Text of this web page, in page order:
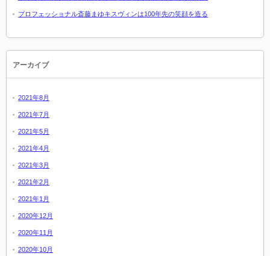
プロフェッショナル斎藤まゆキスヴィンは100年先の笑顔を造る
アーカイブ
2021年8月
2021年7月
2021年5月
2021年4月
2021年3月
2021年2月
2021年1月
2020年12月
2020年11月
2020年10月